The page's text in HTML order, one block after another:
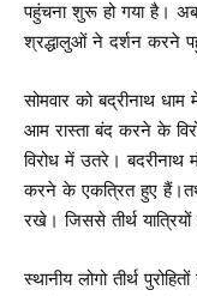
पहुंचना शुरू हो गया है।
श्रद्धालुओं ने दर्शन करने
सोमवार को बद्रीनाथ
आम रास्ता बंद करने के
विरोध में उतरे। बदरीनाथ
करने के एकत्रित हुए
रखे। जिससे तीर्थ यात्रियों
स्थानीय लोगो तीर्थ